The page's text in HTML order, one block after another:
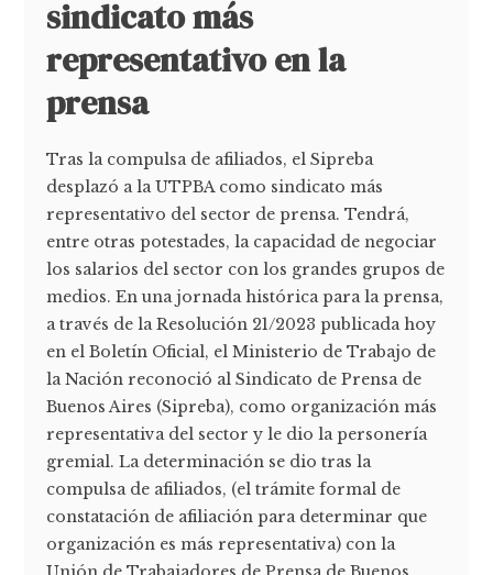
sindicato más
representativo en la
prensa
Tras la compulsa de afiliados, el Sipreba
desplazó a la UTPBA como sindicato más
representativo del sector de prensa. Tendrá,
entre otras potestades, la capacidad de negociar
los salarios del sector con los grandes grupos de
medios. En una jornada histórica para la prensa,
a través de la Resolución 21/2023 publicada hoy
en el Boletín Oficial, el Ministerio de Trabajo de
la Nación reconoció al Sindicato de Prensa de
Buenos Aires (Sipreba), como organización más
representativa del sector y le dio la personería
gremial. La determinación se dio tras la
compulsa de afiliados, (el trámite formal de
constatación de afiliación para determinar que
organización es más representativa) con la